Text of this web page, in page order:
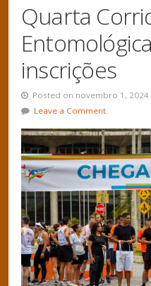
Quarta
inscrições
Posted on novembro 1, 2024
Leave a Comment